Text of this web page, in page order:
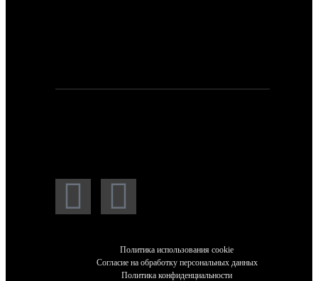
Политика использования cookie
Согласие на обработку персональных данных
Политика конфиденциальности